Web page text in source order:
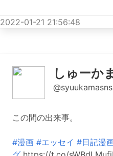
2022-01-21 21:56:48
しゅーかま
@syuukamasns
この間の出来事。
#漫画 #エッセイ #日記漫